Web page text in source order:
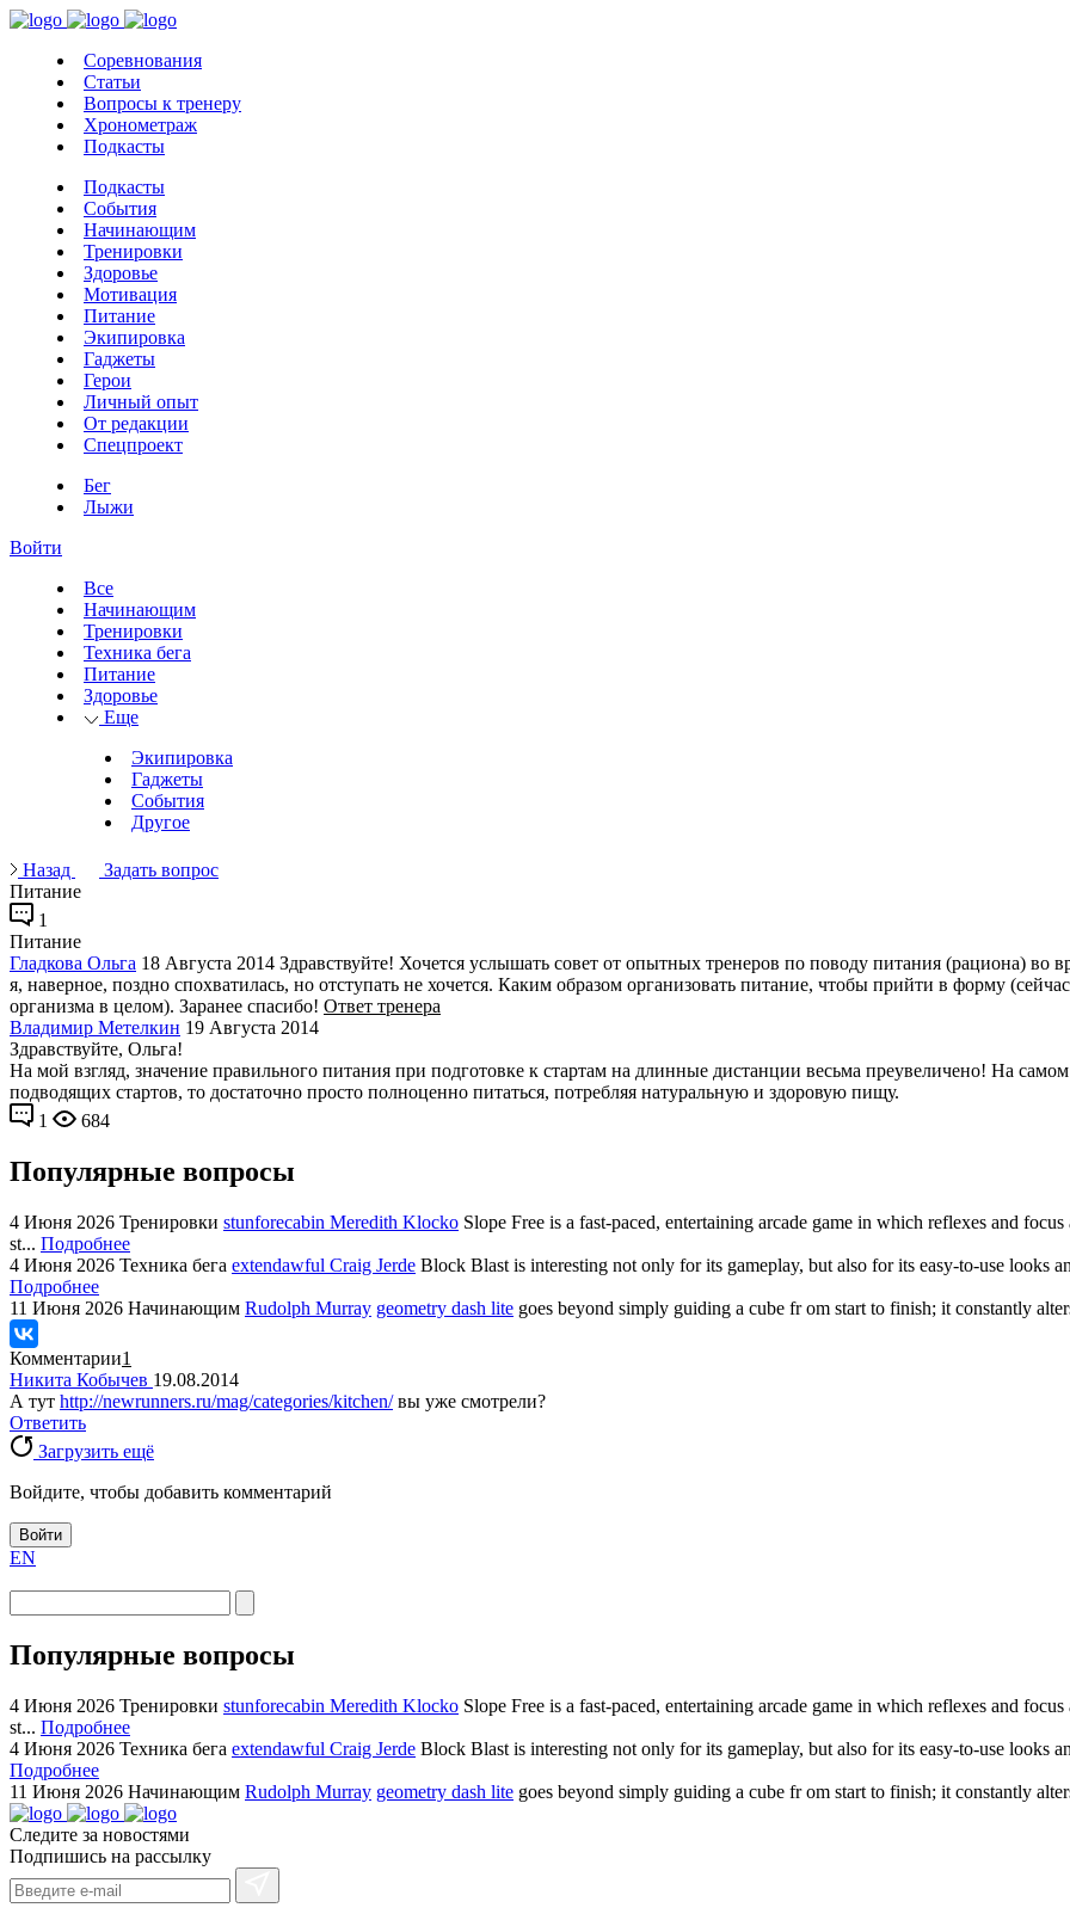
Соревнования
Статьи
Вопросы к тренеру
Хронометраж
Подкасты
Подкасты
События
Начинающим
Тренировки
Здоровье
Мотивация
Питание
Экипировка
Гаджеты
Герои
Личный опыт
От редакции
Спецпроект
Бег
Лыжи
Войти
Все
Начинающим
Тренировки
Техника бега
Питание
Здоровье
Еще
Экипировка
Гаджеты
События
Другое
Назад
Задать вопрос
Питание
1
Питание
Гладкова Ольга 18 Августа 2014 Здравствуйте! Хочется услышать совет от опытных тренеров по поводу питания (рациона) во
я, наверное, поздно спохватилась, но отступать не хочется. Каким образом организовать питание, чтобы прийти в форму
организма в целом). Заранее спасибо! Ответ тренера
Владимир Метелкин 19 Августа 2014
Здравствуйте, Ольга!
На мой взгляд, значение правильного питания при подготовке к стартам на длинные дистанции весьма преувеличено! На
подводящих стартов, то достаточно просто полноценно питаться, потребляя натуральную и здоровую пищу.
1
684
Популярные вопросы
4 Июня 2026 Тренировки stunforecabin Meredith Klocko Slope Free is a fast-paced, entertaining arcade game in which reflexes and
st... Подробнее
4 Июня 2026 Техника бега extendawful Craig Jerde Block Blast is interesting not only for its gameplay, but also for its easy-to-use looks
Подробнее
11 Июня 2026 Начинающим Rudolph Murray geometry dash lite goes beyond simply guiding a cube fr om start to finish; it constantly
Комментарии1
Никита Кобычев 19.08.2014
А тут http://newrunners.ru/mag/categories/kitchen/вы уже смотрели?
Ответить
Загрузить ещё
Войдите, чтобы добавить комментарий
Войти
EN
Популярные вопросы
4 Июня 2026 Тренировки stunforecabin Meredith Klocko Slope Free is a fast-paced, entertaining arcade game in which reflexes and
st... Подробнее
4 Июня 2026 Техника бега extendawful Craig Jerde Block Blast is interesting not only for its gameplay, but also for its easy-to-use looks
Подробнее
11 Июня 2026 Начинающим Rudolph Murray geometry dash lite goes beyond simply guiding a cube fr om start to finish; it constantly
Следите за новостями
Подпишись на рассылку